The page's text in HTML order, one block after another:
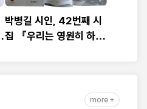
박병길 시인, 42번째 시
집 『우리는 영원히 하
more +